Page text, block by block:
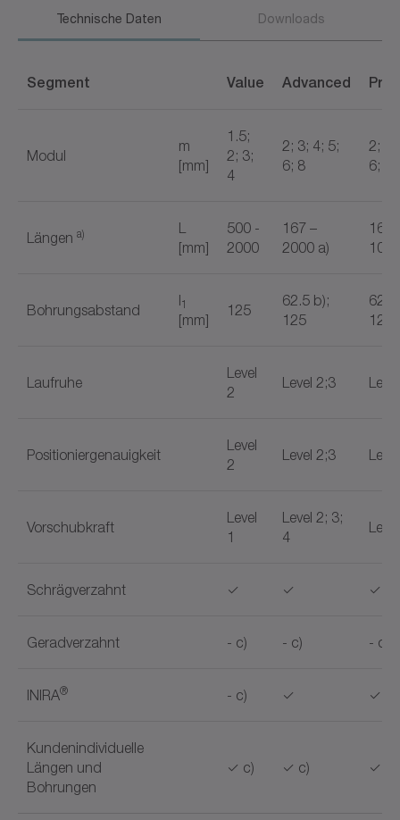
Technische Daten Downloads
Segment ​Value Advanced
Modul
m
[mm]
1.5;
2; 3;
4
2; 3; 4; 5;
6; 8
2; 3;
6; 8
Längen a)
L
[mm]
500 -
2000
167 –
2000 a)
167
Bohrungsabstand
l1
[mm]
125
62.5 b);
125
62.5
125
Laufruhe
Level
2
Level 2;3
Positioniergenauigkeit
Level
2
Level 2;3
Vorschubkraft
Level
1
Level 2; 3;
4
Schrägverzahnt ✓ ✓ ✓
Geradverzahnt - c) - c) - c)
INIRA® - c) ✓ ✓
Kundenindividuelle
Längen und
Bohrungen
✓ c) ✓ c) ✓ c)